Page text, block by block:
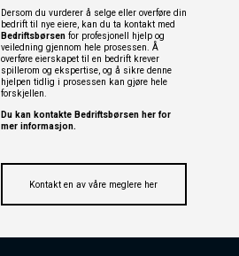
Dersom du vurderer å selge eller overføre din
bedrift til nye eiere, kan du ta kontakt med
Bedriftsbørsenfor profesjonell hjelp og
veiledning gjennom hele prosessen. Å
overføre eierskapet til en bedrift krever
spillerom og ekspertise, og å sikre denne
hjelpen tidlig i prosessen kan gjøre hele
forskjellen.
Du kan kontakte Bedriftsbørsen herfor
mer informasjon.
Kontakt en av våre meglere her